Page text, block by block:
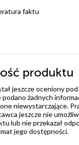
faktu
produktu
jeszcze oceniony
żadnych
niewystarczające.
jeszcze nie
lub nie przekazał
jego dostępności.